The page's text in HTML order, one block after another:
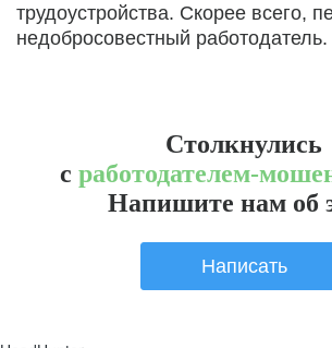
трудоустройства. Скорее всего,
недобросовестный работодатель.
Столкнулись
с работодателем-
Напишите нам об
Написать